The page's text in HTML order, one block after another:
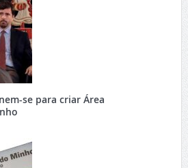
se para criar Área